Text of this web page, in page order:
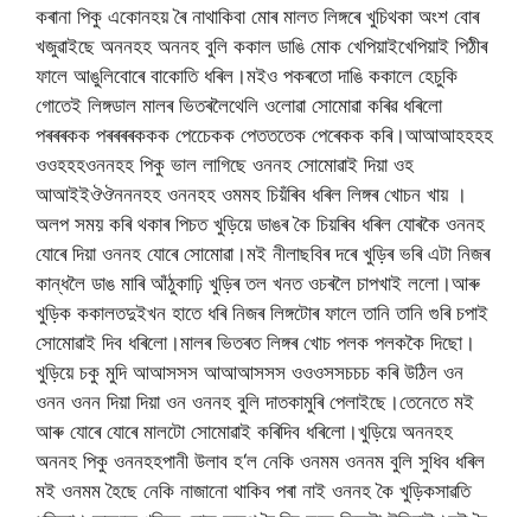
কৰানা পিকু একোনহয় ৰৈ নাথাকিবা মোৰ মালত লিঙ্গৰে খুচিথকা অংশ বোৰ
খজুৱাইছে অননহহ অননহ বুলি ককাল ডাঙি মোক খেপিয়াইখেপিয়াই পিঠীৰ
ফালে আঙুলিবোৰে বাকোতি ধৰিল।মইও পকৰতো দাঙি ককালে হেচুকি
গোতেই লিঙ্গডাল মালৰ ভিতৰলৈথেলি ওলোৱা সোমোৱা কৰিৱ ধৰিলো
পৰৰৰকক পৰৰৰৰককক পেচেেকক পেতততেক পেৰেকক কৰি।আআআহহহহ
ওওহহহওননহহ পিকু ভাল লাগিছে ওননহ সোমোৱাই দিয়া ওহ
আআইইঔঔনননহহ ওননহহ ওমমহ চিয়ঁৰিব ধৰিল লিঙ্গৰ খোচন খায় ।
অলপ সময় কৰি থকাৰ পিচত খুড়িয়ে ডাঙৰ কৈ চিয়ৰিব ধৰিল যোৰকৈ ওননহ
যোৰে দিয়া ওননহ যোৰে সোমোৱা।মই নীলাছবিৰ দৰে খুড়িৰ ভৰি এটা নিজৰ
কান্ধলৈ ডাঙ মাৰি আঁঠুকাঢ়ি খুড়িৰ তল খনত ওচৰলৈ চাপখাই ললো।আৰু
খুড়িক ককালতদুইখন হাতে ধৰি নিজৰ লিঙ্গটোৰ ফালে তানি তানি গুৰি চপাই
সোমোৱাই দিব ধৰিলো।মালৰ ভিতৰত লিঙ্গৰ খোচ পলক পলককৈ দিছো।
খুড়িয়ে চকু মুদি আআসসস আআআসসস ওওওসসচচচ কৰি উঠিল ওন
ওনন ওনন দিয়া দিয়া ওন ওননহ বুলি দাতকামুৰি পেলাইছে।তেনেতে মই
আৰু যোৰে যোৰে মালটো সোমোৱাই কৰিদিব ধৰিলো।খুড়িয়ে অননহহ
অননহ পিকু ওননহহপানী উলাব হ‘ল নেকি ওনমম ওননম বুলি সুধিব ধৰিল
মই ওনমম হৈছে নেকি নাজানো থাকিব পৰা নাই ওননহ কৈ খুড়িকসাৱতি